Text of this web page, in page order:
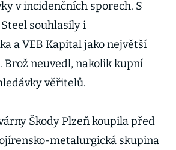
v incidenčních sporech. S
souhlasily i
a VEB Kapital jako největší
neuvedl, nakolik kupní
věřitelů.
Škody Plzeň koupila před
metalurgická skupina